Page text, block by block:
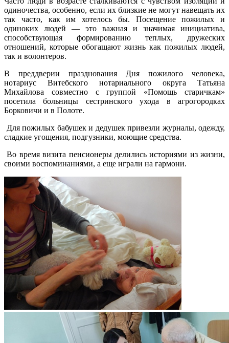
одиночества, особенно, если их близкие не могут навещать их
так часто, как им хотелось бы. Посещение пожилых и
одиноких людей — это важная и значимая инициатива,
способствующая формированию теплых, дружеских
отношений, которые обогащают жизнь как пожилых людей,
так и волонтеров.
В преддверии празднования Дня пожилого человека,
нотариус Витебского нотариального округа Татьяна
Михайлова совместно с группой «Помощь старичкам»
посетила больницы сестринского ухода в агрогородках
Борковичи и в Полоте.
Для пожилых бабушек и дедушек привезли журналы, одежду,
сладкие угощения, подгузники, моющие средства.
Во время визита пенсионеры делились историями из жизни,
своими воспоминаниями, а еще играли на гармони.